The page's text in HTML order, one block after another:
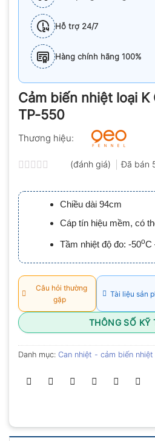
Hỗ trợ 24/7
Hàng chính hãng 100%
Cảm biến nhiệt loại K
TP-550
Thương hiệu:
xếp
hạng
0.0
5
sao
(đánh giá) Đã bán
Chiều dài 94cm
Cáp tín hiệu mềm, có
Tầm nhiệt độ đo: -50oC
Câu hỏi thường
gặp
Tài liệu sản
THÔNG SỐ KỸ
Danh mục: Can nhiệt - cảm biến nhiệt